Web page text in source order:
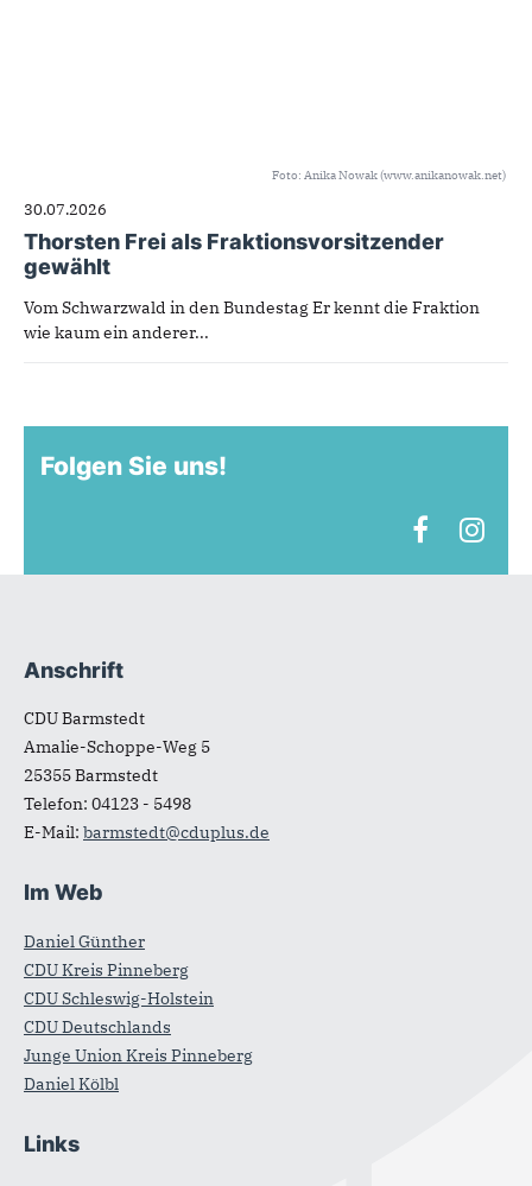
Foto: Anika Nowak (www.anikanowak.net)
30.07.2026
Thorsten Frei als Fraktionsvorsitzender
gewählt
Vom Schwarzwald in den Bundestag Er kennt die Fraktion
wie kaum ein anderer...
Folgen Sie uns!
Fußbereich
Anschrift
CDU Barmstedt
Amalie-Schoppe-Weg 5
25355Barmstedt
Telefon: 04123 - 5498
E-Mail: barmstedt@cduplus.de
Im Web
Daniel Günther
CDU Kreis Pinneberg
CDU Schleswig-Holstein
CDU Deutschlands
Junge Union Kreis Pinneberg
Daniel Kölbl
Links